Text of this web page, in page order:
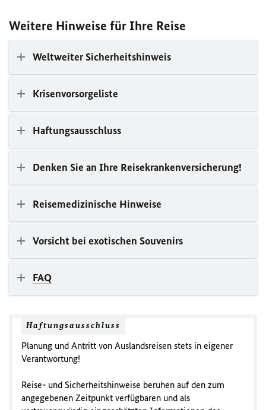
Weitere Hinweise für Ihre Reise
Weltweiter Sicherheitshinweis
Krisenvorsorgeliste
Haftungsausschluss
Denken Sie an Ihre Reisekrankenversicherung!
Reisemedizinische Hinweise
Vorsicht bei exotischen Souvenirs
FAQ
Haftungsausschluss
Planung und Antritt von Auslandsreisen stets in eigener
Verantwortung!
Reise- und Sicherheitshinweise beruhen auf den zum
angegebenen Zeitpunkt verfügbaren und als